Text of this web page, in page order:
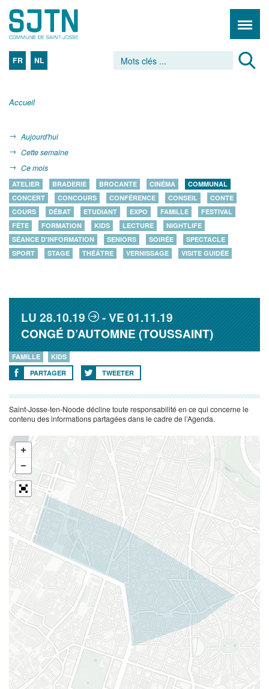
FR NL
Accueil
Aujourd'hui
Cette semaine
Ce mois
ATELIER BRADERIE BROCANTE CINÉMA
COMMUNAL
CONCERT
CONCOURS CONFÉRENCE CONSEIL
CONTE
COURS
DÉBAT ETUDIANT EXPO FAMILLE
FESTIVAL
FÊTE
FORMATION KIDS LECTURE
NIGHTLIFE
SÉANCE D'INFORMATION
SENIORS SOIRÉE
SPECTACLE
SPORT
STAGE THÉÂTRE VERNISSAGE VISITE GUIDÉE
LU28.10.19 VE01.11.19
CONGÉ D’AUTOMNE (TOUSSAINT)
FAMILLE
KIDS
PARTAGER
TWEETER
Saint-Josse-ten-Noode décline toute responsabilité en ce qui concerne le
contenu des informations partagées dans le cadre de l’Agenda.